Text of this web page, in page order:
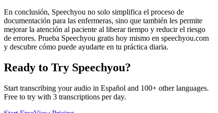
En conclusión, Speechyou no solo simplifica el proceso de
documentación para las enfermeras, sino que también les permite
mejorar la atención al paciente al liberar tiempo y reducir el riesgo
de errores. Prueba Speechyou gratis hoy mismo en speechyou.com
y descubre cómo puede ayudarte en tu práctica diaria.
Ready to Try Speechyou?
Start transcribing your audio in Español and 100+ other languages.
Free to try with 3 transcriptions per day.